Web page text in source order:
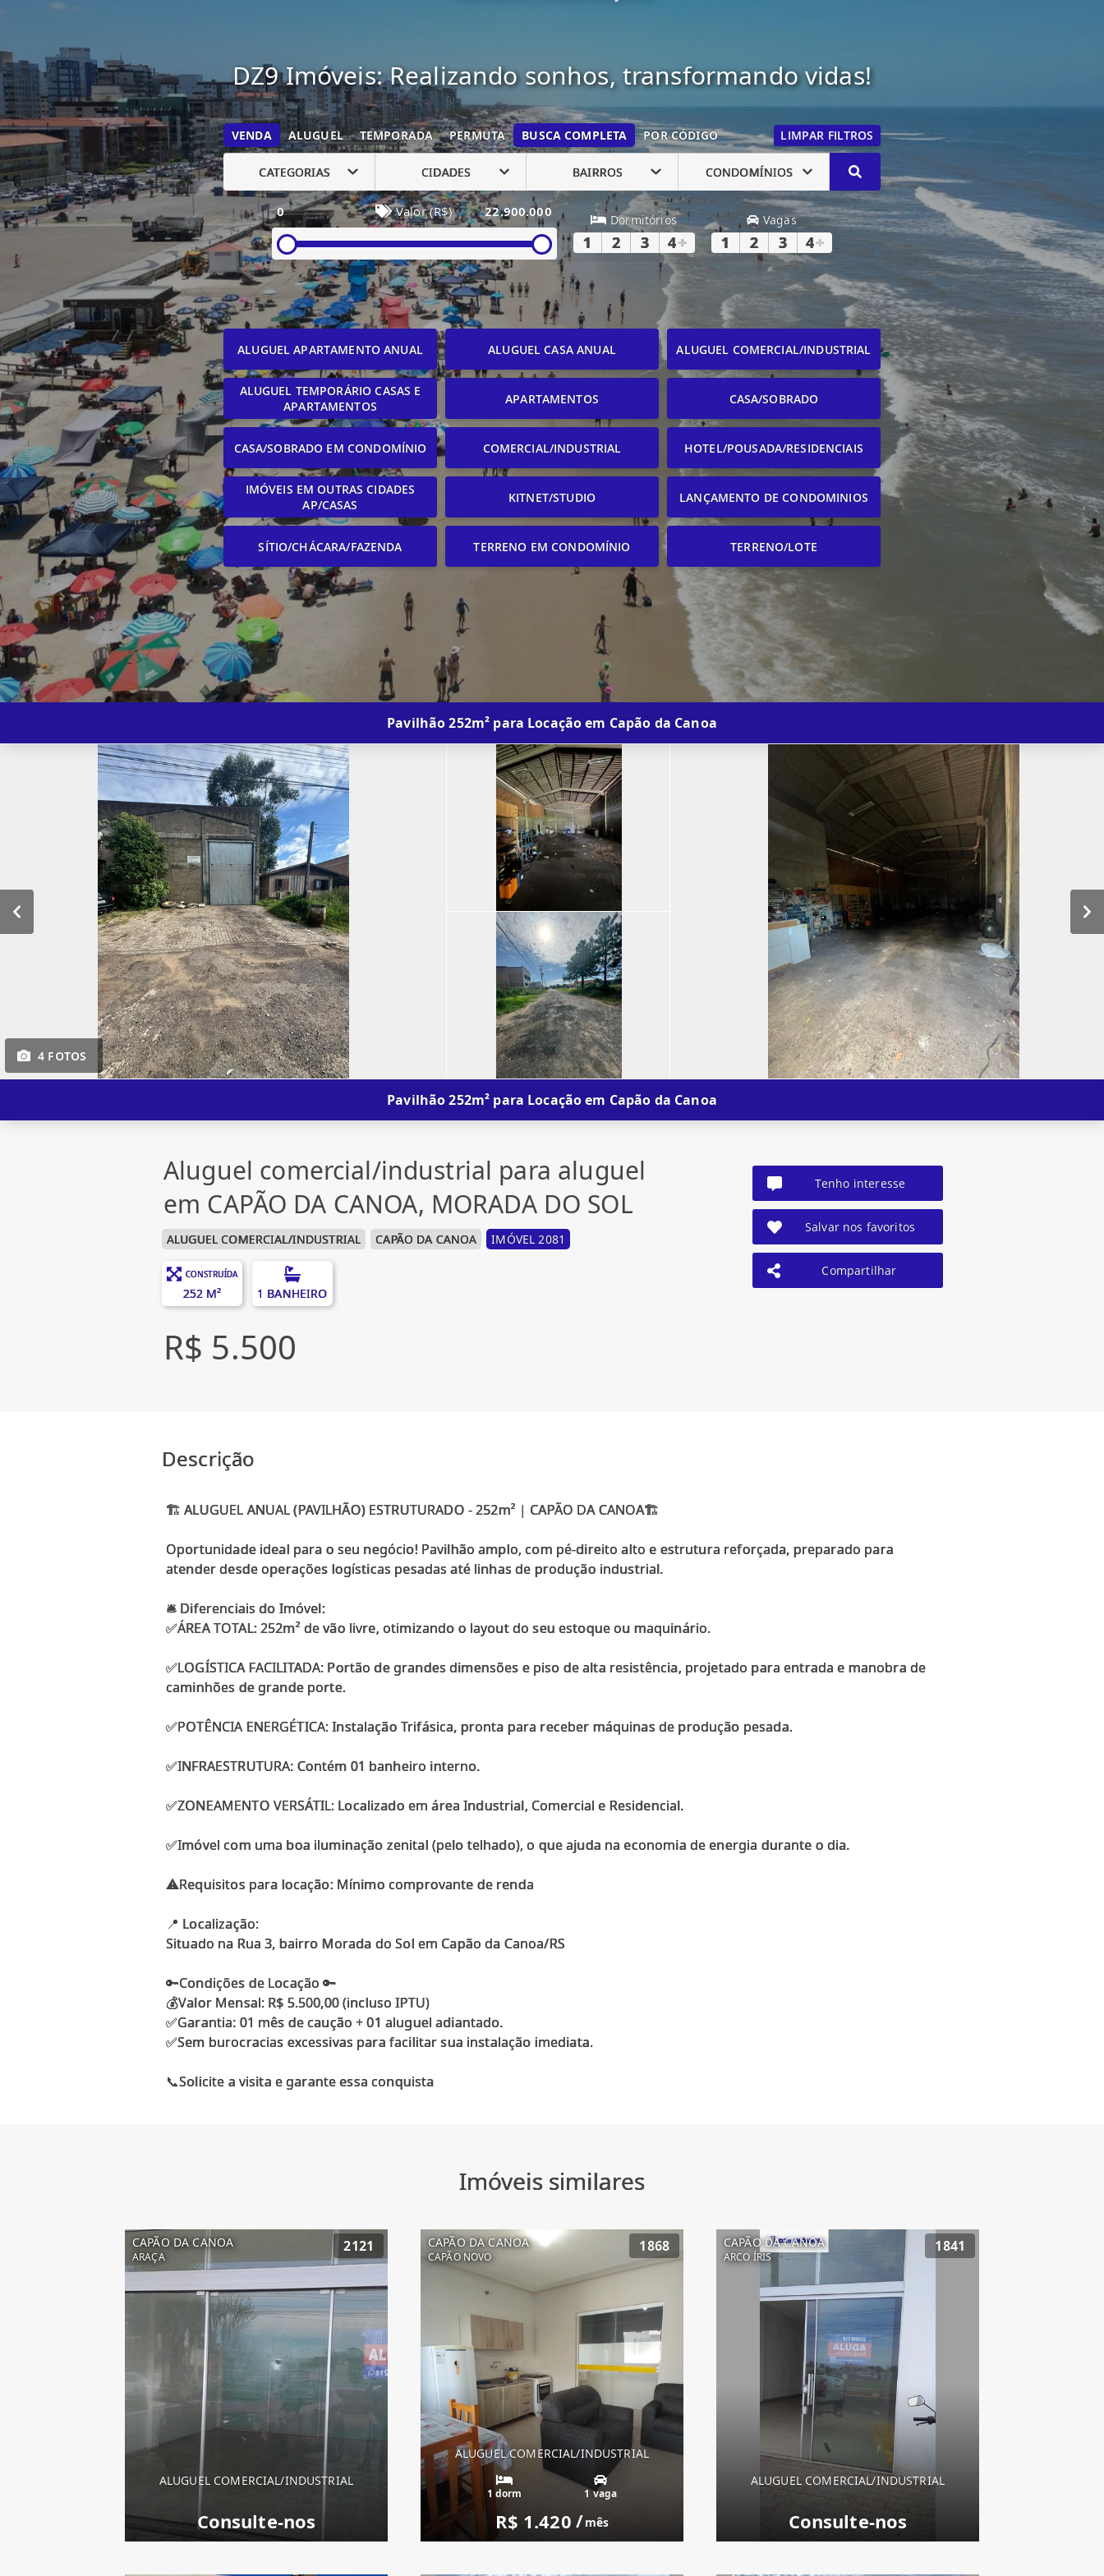
DZ9 Imóveis: Realizando sonhos, transformando vidas!
VENDA ALUGUEL TEMPORADA PERMUTA BUSCA COMPLETA POR CÓDIGO LIMPAR FILTROS
CATEGORIAS CIDADES BAIRROS CONDOMÍNIOS
0 Valor (R$) 22.900.000 Dormitórios
1 2 3 4+
Vagas
1 2 3 4+
ALUGUEL APARTAMENTO ANUAL ALUGUEL CASA ANUAL ALUGUEL COMERCIAL/INDUSTRIAL
ALUGUEL TEMPORÁRIO CASAS E
APARTAMENTOS
APARTAMENTOS CASA/SOBRADO
CASA/SOBRADO EM CONDOMÍNIO COMERCIAL/INDUSTRIAL HOTEL/POUSADA/RESIDENCIAIS
IMÓVEIS EM OUTRAS CIDADES
AP/CASAS
KITNET/STUDIO LANÇAMENTO DE CONDOMINIOS
SÍTIO/CHÁCARA/FAZENDA TERRENO EM CONDOMÍNIO TERRENO/LOTE
Pavilhão 252m² para Locação em Capão da Canoa
4 FOTOS
Pavilhão 252m² para Locação em Capão da Canoa
Aluguel comercial/industrial para aluguel
em CAPÃO DA CANOA, MORADA DO SOL
ALUGUEL COMERCIAL/INDUSTRIAL CAPÃO DA CANOA IMÓVEL 2081
CONSTRUÍDA
252 M² 1 BANHEIRO
R$ 5.500
Tenho interesse
Salvar nos favoritos
Compartilhar
Descrição
🏗️ ALUGUEL ANUAL (PAVILHÃO) ESTRUTURADO - 252m² | CAPÃO DA CANOA🏗️
Oportunidade ideal para o seu negócio! Pavilhão amplo, com pé-direito alto e estrutura reforçada, preparado para
atender desde operações logísticas pesadas até linhas de produção industrial.
🛎️ Diferenciais do Imóvel:
✅ÁREA TOTAL: 252m² de vão livre, otimizando o layout do seu estoque ou maquinário.
✅LOGÍSTICA FACILITADA: Portão de grandes dimensões e piso de alta resistência, projetado para entrada e manobra de
caminhões de grande porte.
✅POTÊNCIA ENERGÉTICA: Instalação Trifásica, pronta para receber máquinas de produção pesada.
✅INFRAESTRUTURA: Contém 01 banheiro interno.
✅ZONEAMENTO VERSÁTIL: Localizado em área Industrial, Comercial e Residencial.
✅Imóvel com uma boa iluminação zenital (pelo telhado), o que ajuda na economia de energia durante o dia.
⚠️Requisitos para locação: Mínimo comprovante de renda
📍 Localização:
Situado na Rua 3, bairro Morada do Sol em Capão da Canoa/RS
🔑Condições de Locação 🔑
💰Valor Mensal: R$ 5.500,00 (incluso IPTU)
✅Garantia: 01 mês de caução + 01 aluguel adiantado.
✅Sem burocracias excessivas para facilitar sua instalação imediata.
Imóveis similares
CAPÃO DA CANOA
ARAÇA
2121
ALUGUEL COMERCIAL/INDUSTRIAL
Consulte-nos
CAPÃO DA CANOA
CAPÃO NOVO
1868
ALUGUEL COMERCIAL/INDUSTRIAL
1 dorm 1 vaga
R$ 1.420 /mês
CAPÃO DA CANOA
ARCO ÍRIS
1841
ALUGUEL COMERCIAL/INDUSTRIAL
Consulte-nos